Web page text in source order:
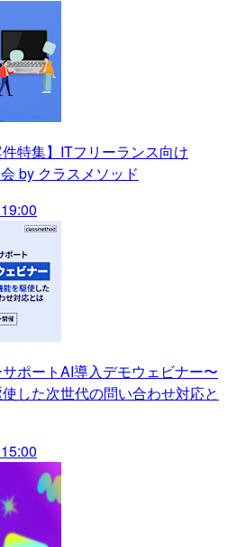
件特集】ITフリーランス向け
by クラスメソッド
ポートAI導入デモウェビナー〜
した次世代の問い合わせ対応と